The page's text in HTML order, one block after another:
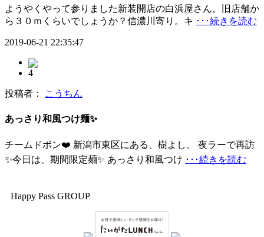
ようやくやって参りました新装開店の白浜屋さん。旧店舗か
ら３０ｍくらいでしょうか？信濃川寄り。キ ･･･続きを読む
2019-06-21 22:35:47
4
投稿者： こうちん
あっさり和風つけ麺✨
チームドボン❤️ 新潟市東区にある、樹よし。 夜ラーで再訪
✨今日は、期間限定麺✨ あっさり和風つけ ･･･続きを読む
Happy Pass GROUP